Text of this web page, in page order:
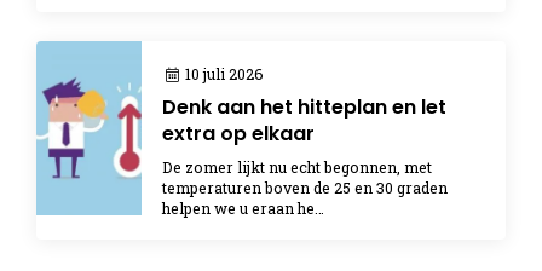
10 juli 2026
Denk aan het hitteplan en let
extra op elkaar
De zomer lijkt nu echt begonnen, met
temperaturen boven de 25 en 30 graden
helpen we u eraan he…